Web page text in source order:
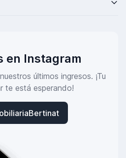
en Instagram
últimos ingresos. ¡Tu
te está esperando!